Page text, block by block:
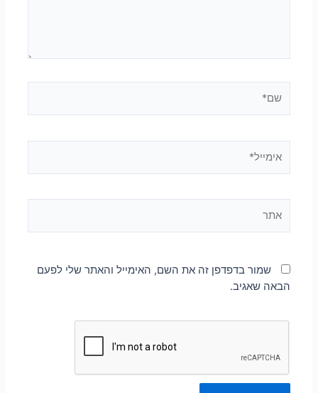
שמור בדפדפן זה את השם, האימייל והאתר שלי לפעם
הבאה שאגיב.